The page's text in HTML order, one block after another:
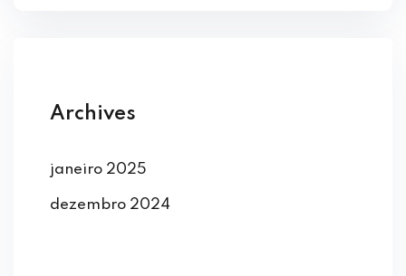
Archives
janeiro 2025
dezembro 2024